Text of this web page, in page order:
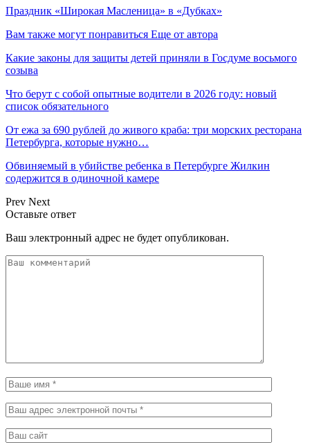
Праздник «Широкая Масленица» в «Дубках»
Вам также могут понравиться Еще от автора
Какие законы для защиты детей приняли в Госдуме восьмого
созыва
Что берут с собой опытные водители в 2026 году: новый
список обязательного
От ежа за 690 рублей до живого краба: три морских ресторана
Петербурга, которые нужно…
Обвиняемый в убийстве ребенка в Петербурге Жилкин
содержится в одиночной камере
Prev Next
Оставьте ответ
Ваш электронный адрес не будет опубликован.